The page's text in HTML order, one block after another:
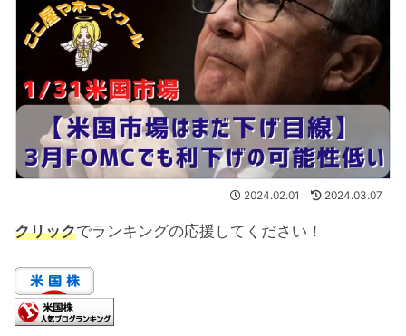
2024.02.01 2024.03.07
クリックでランキングの応援してください！